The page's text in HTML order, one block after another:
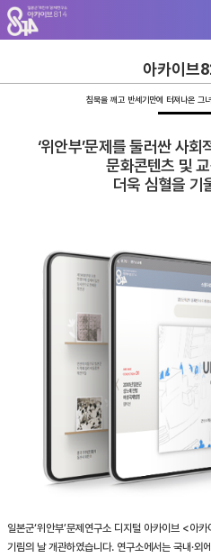
주
메
뉴
가
본
문
바
기
하
단
바
기
아카이브
침묵을 깨고 반세기만에 터져나온 그
‘위안부’문제를 둘러싼 사
문화콘텐츠 및
더욱 심혈을 기
일본군‘위안부’문제연구소 디지털 아카이브 <
기림의 날 개관하였습니다. 연구소에서는 국내·외